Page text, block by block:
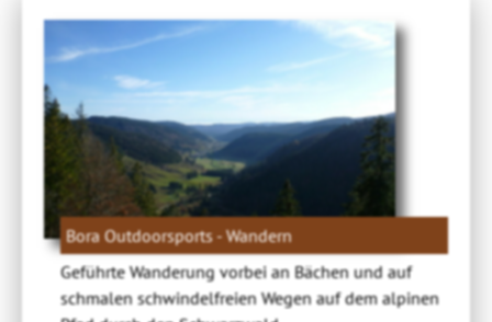
Bora Outdoorsports - Wandern
Geführte Wanderung vorbei an Bächen und auf
schmalen schwindelfreien Wegen auf dem alpinen